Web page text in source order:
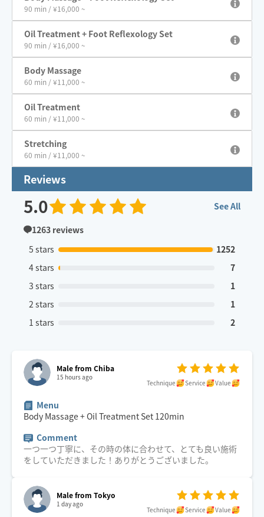
90 min / ¥16,000 ~
Oil Treatment + Foot Reflexology Set
90 min / ¥16,000 ~
Body Massage
60 min / ¥11,000 ~
Oil Treatment
60 min / ¥11,000 ~
Stretching
60 min / ¥11,000 ~
Reviews
5.0
See All
1263 reviews
5 stars
1252
4 stars
7
3 stars
1
2 stars
1
1 stars
2
Male from Chiba
15 hours ago
Technique Service Value
Menu
Body Massage + Oil Treatment Set 120min
Comment
一つ一つ丁寧に、その時の体に合わせて、とても良い施術
をしていただきました！ありがとうございました。
Male from Tokyo
1 day ago
Technique Service Value